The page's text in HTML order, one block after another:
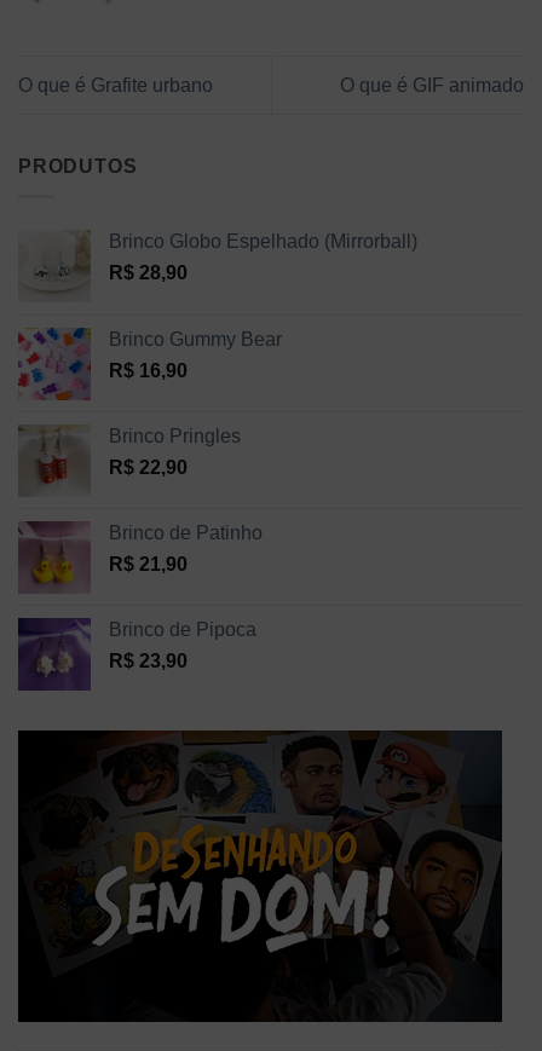
O que é Grafite urbano O que é GIF animado
PRODUTOS
Brinco Globo Espelhado (Mirrorball)
R$ 28,90
Brinco Gummy Bear
R$ 16,90
Brinco Pringles
R$ 22,90
Brinco de Patinho
R$ 21,90
Brinco de Pipoca
R$ 23,90